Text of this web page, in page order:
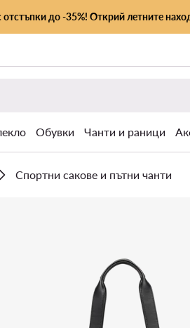
отстъпки до -35%! Открий летните
Обувки Чанти и раници
Спортни сакове и пътни чанти